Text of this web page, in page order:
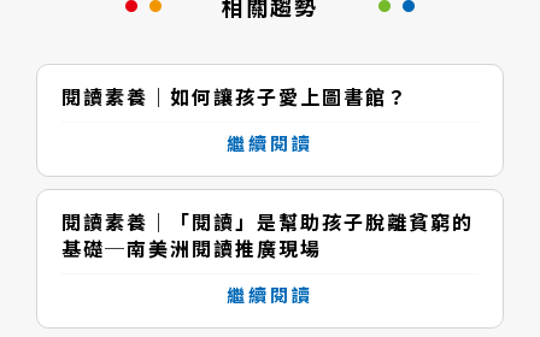
閱讀素養｜如何讓孩子愛上圖書館？
繼續閱讀
閱讀素養｜「閱讀」是幫助孩子脫離貧窮的
基礎─南美洲閱讀推廣現場
繼續閱讀